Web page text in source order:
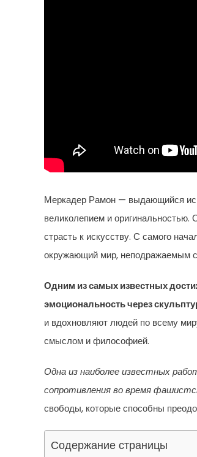
Меркадер Рамон — выдающийся
великолепием и оригинальностью.
страсть к искусству. С самого
окружающий мир, неподражаемым
Одним из самых известных
эмоциональность через
и вдохновляют людей по всему
смыслом и философией.
Одна из наиболее известных
сопротивления во время
свободы, которые способны
Содержание страницы